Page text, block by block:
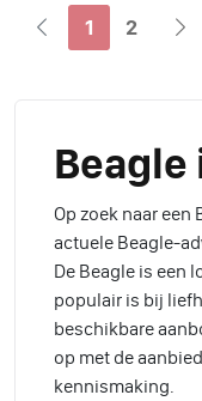
1 2
Beagle
Op zoek naar een
actuele Beagle-
De Beagle is een
populair is bij
beschikbare
op met de
kennismaking.